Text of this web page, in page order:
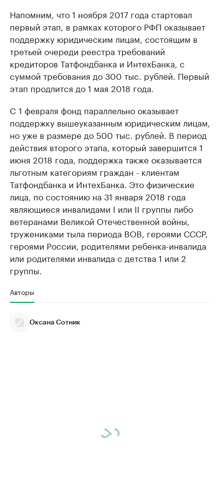
Напомним, что 1 ноября 2017 года стартовал
первый этап, в рамках которого РФП оказывает
поддержку юридическим лицам, состоящим в
третьей очереди реестра требований
кредиторов Татфондбанка и ИнтехБанка, с
суммой требования до 300 тыс. рублей. Первый
этап продлится до 1 мая 2018 года.
C 1 февраля фонд параллельно оказывает
поддержку вышеуказанным юридическим лицам,
но уже в размере до 500 тыс. рублей. В период
действия второго этапа, который завершится 1
июня 2018 года, поддержка также оказывается
льготным категориям граждан - клиентам
Татфондбанка и ИнтехБанка. Это физические
лица, по состоянию на 31 января 2018 года
являющиеся инвалидами I или II группы либо
ветеранами Великой Отечественной войны,
тружениками тыла периода ВОВ, героями СССР,
героями России, родителями ребенка-инвалида
или родителями инвалида с детства 1 или 2
группы.
Авторы
Оксана Сотник